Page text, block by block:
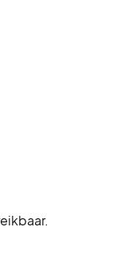
Onze balie is